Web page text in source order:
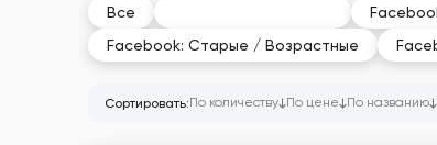
Все
Facebook: Старые / Возрастные
Сортировать:По количеству По цене По названию